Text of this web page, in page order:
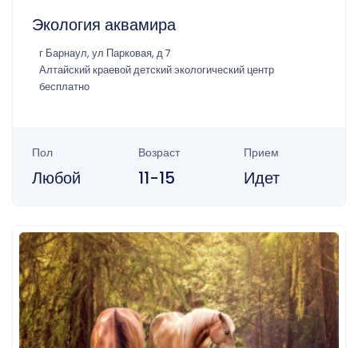
Экология аквамира
г Барнаул, ул Парковая, д 7
Алтайский краевой детский экологический центр
бесплатно
Пол
Любой
Возраст
11-15
Прием
Идет